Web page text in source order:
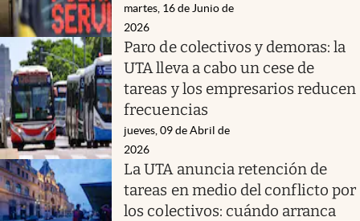
martes, 16 de Junio de
2026
Paro de colectivos y demoras: la
UTA lleva a cabo un cese de
tareas y los empresarios reducen
frecuencias
jueves, 09 de Abril de
2026
La UTA anuncia retención de
tareas en medio del conflicto por
los colectivos: cuándo arranca